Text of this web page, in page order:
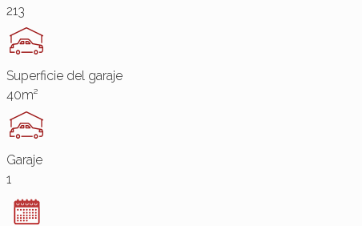
213
Superficie del garaje
40m²
Garaje
1